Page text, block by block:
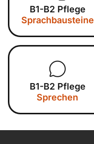
B1-B2 Pflege
Sprachbausteine
B1-B2 Pflege
Sprechen